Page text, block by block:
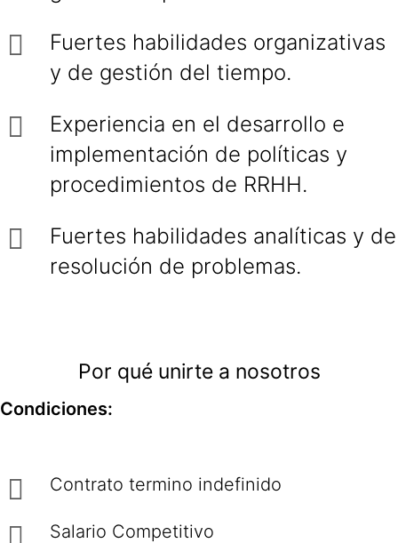
Fuertes habilidades organizativas
y de gestión del tiempo.
Experiencia en el desarrollo e
implementación de políticas y
procedimientos de RRHH.
Fuertes habilidades analíticas y de
resolución de problemas.
Por qué unirte a nosotros
Condiciones:
Contrato termino indefinido
Salario Competitivo